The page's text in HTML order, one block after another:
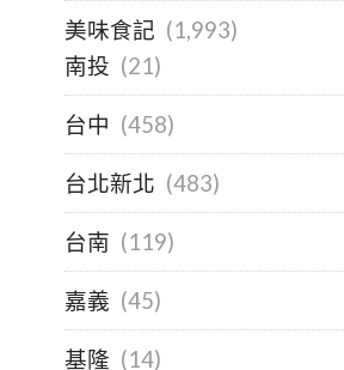
美味食記 (1,993)
南投 (21)
台中 (458)
台北新北 (483)
台南 (119)
嘉義 (45)
基隆 (14)